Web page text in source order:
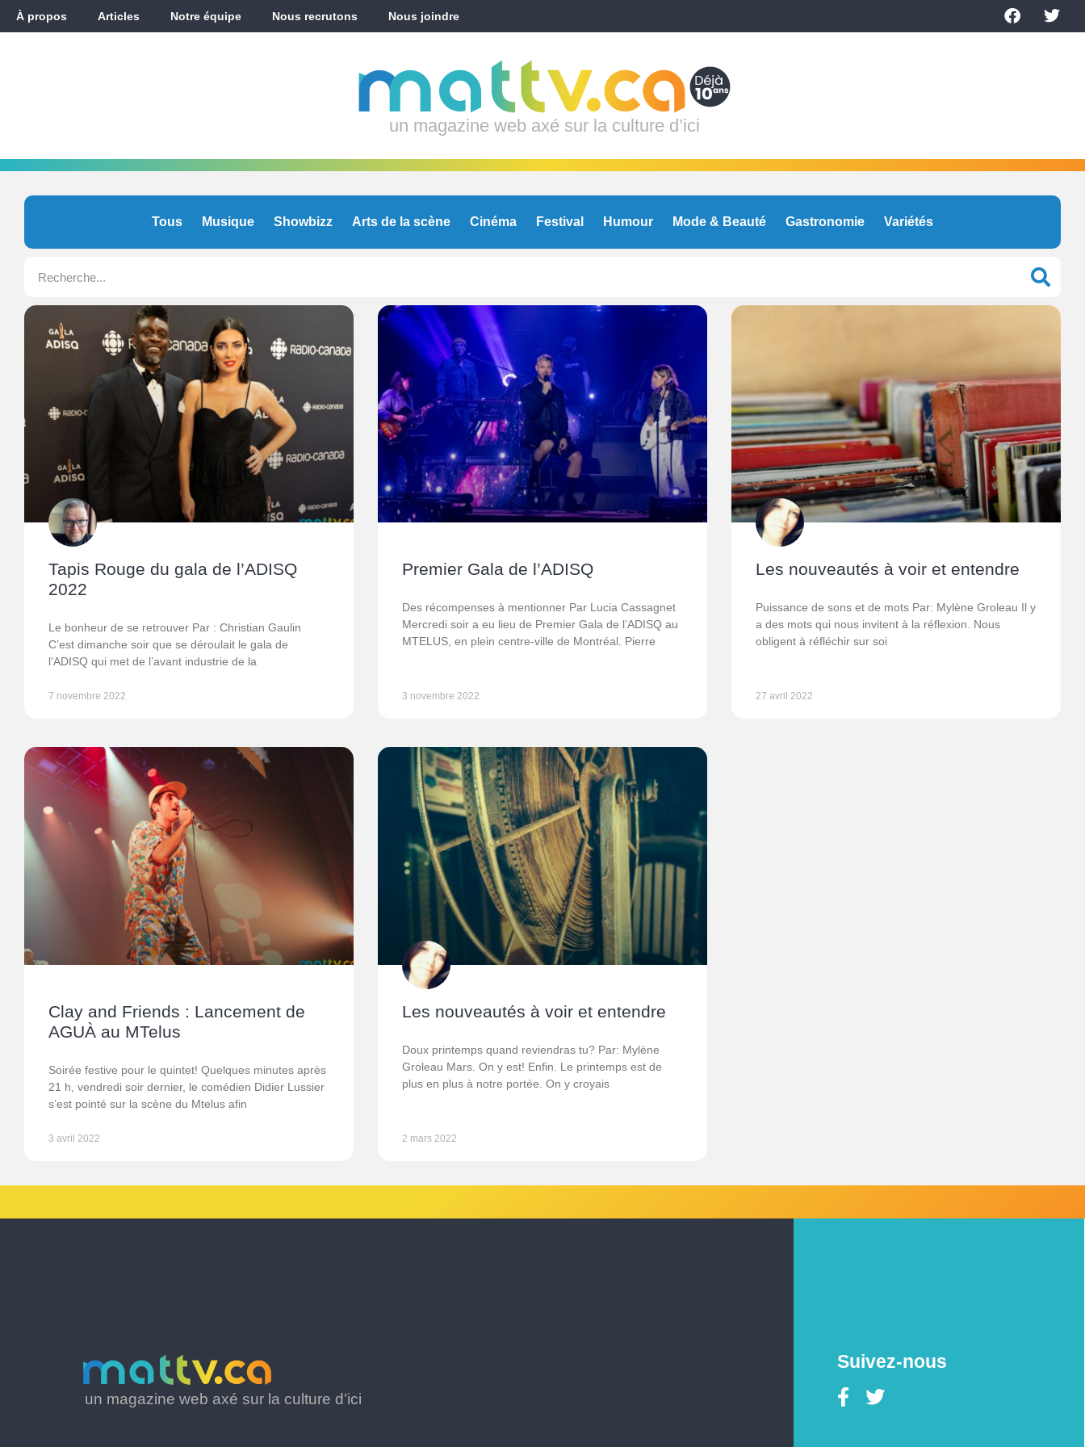
À propos Articles Notre équipe Nous recrutons Nous joindre
un magazine web axé sur la culture d’ici
Tous Musique Showbizz Arts de la scène Cinéma Festival Humour Mode & Beauté Gastronomie Variétés
Tapis Rouge du gala de l’ADISQ
2022
Le bonheur de se retrouver Par : Christian Gaulin
C’est dimanche soir que se déroulait le gala de
l’ADISQ qui met de l’avant industrie de la
7 novembre 2022
Premier Gala de l’ADISQ
Des récompenses à mentionner Par Lucia Cassagnet
Mercredi soir a eu lieu de Premier Gala de l’ADISQ au
MTELUS, en plein centre-ville de Montréal. Pierre
3 novembre 2022
Les nouveautés à voir et entendre
Puissance de sons et de mots Par: Mylène Groleau Il y
a des mots qui nous invitent à la réflexion. Nous
obligent à réfléchir sur soi
27 avril 2022
Clay and Friends : Lancement de
AGUÀ au MTelus
Soirée festive pour le quintet! Quelques minutes après
21 h, vendredi soir dernier, le comédien Didier Lussier
s’est pointé sur la scène du Mtelus afin
3 avril 2022
Les nouveautés à voir et entendre
Doux printemps quand reviendras tu? Par: Mylène
Groleau Mars. On y est! Enfin. Le printemps est de
plus en plus à notre portée. On y croyais
2 mars 2022
un magazine web axé sur la culture d’ici
Suivez-nous